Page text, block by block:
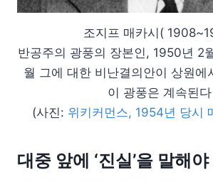
조지프 매카시(
반공주의 광풍의 장본인, 1950년 2
월 그에 대한 비난결의안이 상원에
이 광풍은 계속된다
(사진: 위키커먼스, 1954년 당시
대중 앞에 ‘진실’을 말해